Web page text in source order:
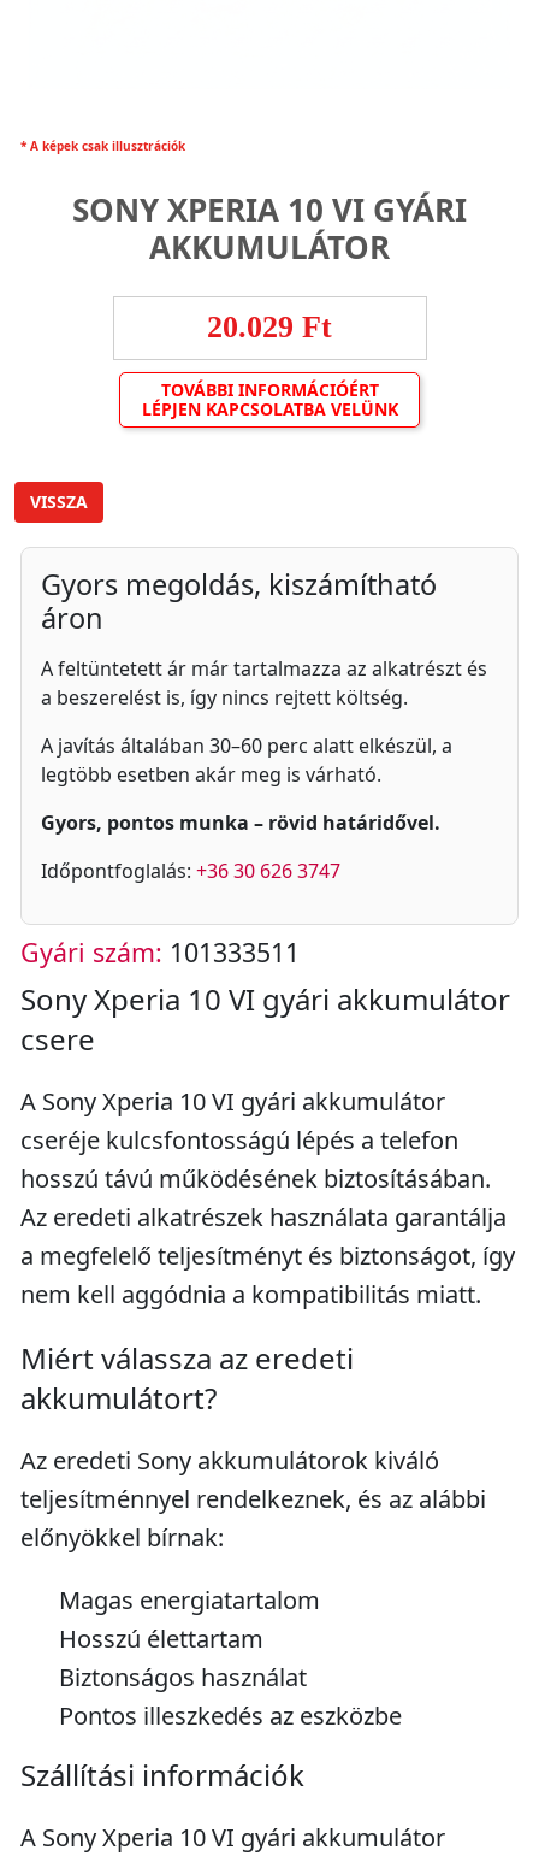
* A képek csak illusztrációk
SONY XPERIA 10 VI GYÁRI
AKKUMULÁTOR
20.029 Ft
TOVÁBBI INFORMÁCIÓÉRT
LÉPJEN KAPCSOLATBA VELÜNK
VISSZA
Gyors megoldás, kiszámítható
áron
A feltüntetett ár már tartalmazza az alkatrészt és
a beszerelést is, így nincs rejtett költség.
A javítás általában 30–60 perc alatt elkészül, a
legtöbb esetben akár meg is várható.
Gyors, pontos munka – rövid határidővel.
Időpontfoglalás: +36 30 626 3747
Gyári szám: 101333511
Sony Xperia 10 VI gyári akkumulátor
csere
A Sony Xperia 10 VI gyári akkumulátor
cseréje kulcsfontosságú lépés a telefon
hosszú távú működésének biztosításában.
Az eredeti alkatrészek használata garantálja
a megfelelő teljesítményt és biztonságot, így
nem kell aggódnia a kompatibilitás miatt.
Miért válassza az eredeti
akkumulátort?
Az eredeti Sony akkumulátorok kiváló
teljesítménnyel rendelkeznek, és az alábbi
előnyökkel bírnak:
Magas energiatartalom
Hosszú élettartam
Biztonságos használat
Pontos illeszkedés az eszközbe
Szállítási információk
A Sony Xperia 10 VI gyári akkumulátor